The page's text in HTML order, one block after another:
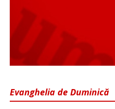
Evanghelia de Duminică